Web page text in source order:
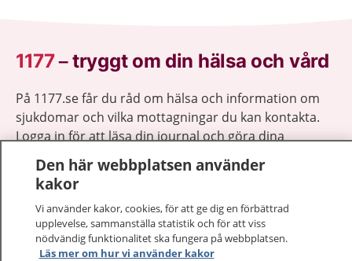
1177–tryggt om din hälsa och vård
På 1177.se får du råd om hälsa och information om
sjukdomar och vilka mottagningar du kan kontakta.
Logga in för att läsa din journal och göra dina
vårdärenden. Ring telefonnummer 1177 för
sjukvårdsrådgivning dygnet runt.
1177 ger dig råd när du vill må bättre.
Den här webbplatsen använder
kakor
Vi använder kakor, cookies, för att ge dig en förbättrad
upplevelse, sammanställa statistik och för att viss
nödvändig funktionalitet ska fungera på webbplatsen.
Läs mer om hur vi använder kakor